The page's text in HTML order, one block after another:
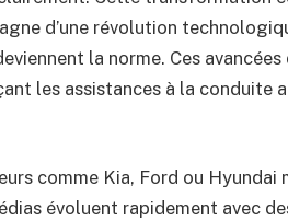
d’une révolution
la norme. Ces
les assistances à la conduite
comme Kia, Ford ou Hyundai
évoluent rapidement avec